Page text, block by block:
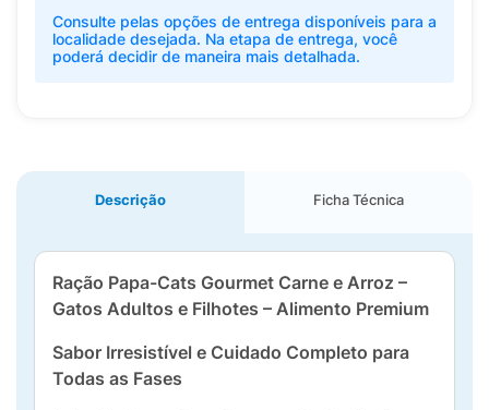
Consulte pelas opções de entrega disponíveis para a
localidade desejada. Na etapa de entrega, você
poderá decidir de maneira mais detalhada.
Descrição Ficha Técnica
Ração Papa-Cats Gourmet Carne e Arroz –
Gatos Adultos e Filhotes – Alimento Premium
Sabor Irresistível e Cuidado Completo para
Todas as Fases